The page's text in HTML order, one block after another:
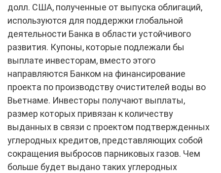
долл. США, полученные от выпуска облигаций,
используются для поддержки глобальной
деятельности Банка в области устойчивого
развития. Купоны, которые подлежали бы
выплате инвесторам, вместо этого
направляются Банком на финансирование
проекта по производству очистителей воды во
Вьетнаме. Инвесторы получают выплаты,
размер которых привязан к количеству
выданных в связи с проектом подтвержденных
углеродных кредитов, представляющих собой
сокращения выбросов парниковых газов. Чем
больше будет выдано таких углеродных